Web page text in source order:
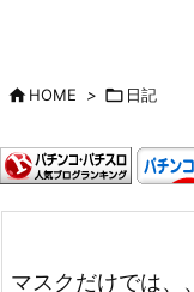
HOME >  日記
マスクだけでは、、